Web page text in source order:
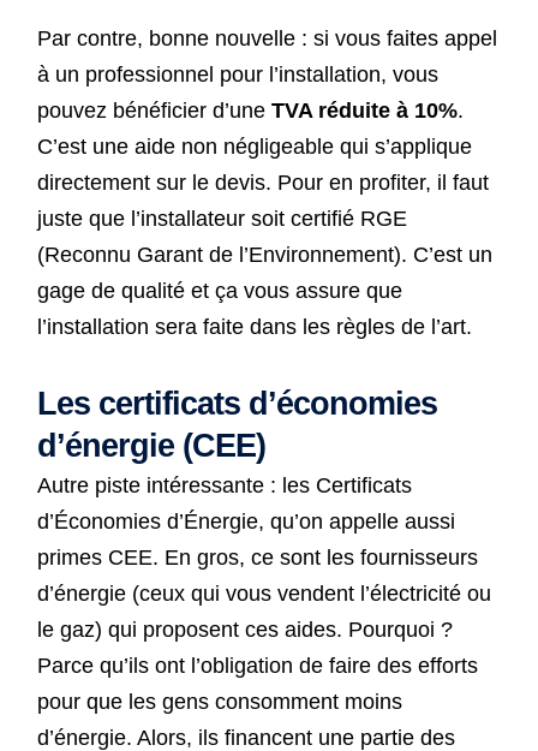
Par contre, bonne nouvelle : si vous faites appel
à un professionnel pour l’installation, vous
pouvez bénéficier d’une TVA réduite à 10%.
C’est une aide non négligeable qui s’applique
directement sur le devis. Pour en profiter, il faut
juste que l’installateur soit certifié RGE
(Reconnu Garant de l’Environnement). C’est un
gage de qualité et ça vous assure que
l’installation sera faite dans les règles de l’art.
Les certificats d’économies
d’énergie (CEE)
Autre piste intéressante : les Certificats
d’Économies d’Énergie, qu’on appelle aussi
primes CEE. En gros, ce sont les fournisseurs
d’énergie (ceux qui vous vendent l’électricité ou
le gaz) qui proposent ces aides. Pourquoi ?
Parce qu’ils ont l’obligation de faire des efforts
pour que les gens consomment moins
d’énergie. Alors, ils financent une partie des